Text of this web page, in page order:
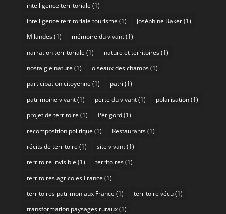
intelligence territoriale (1)
intelligence territoriale tourisme (1) Joséphine Baker(1)
Milandes(1) mémoire du vivant(1)
narration territoriale (1) nature et territoires(1)
nostalgie nature (1) oiseaux des champs(1)
participation citoyenne (1) patri (1)
patrimoine vivant(1) perte du vivant(1) polarisation(1)
projet de territoire (1) Périgord(1)
recomposition politique (1) Restaurants(1)
récits de territoire (1) site vivant(1)
territoire invisible (1) territoires(1)
territoires agricoles France (1)
territoires patrimoniaux France (1) territoire vécu(1)
transformation paysages ruraux(1)